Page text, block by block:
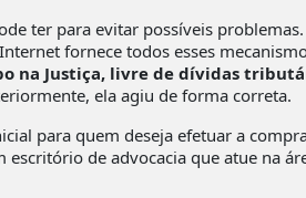
ter para evitar possíveis
fornece todos esses
na Justiça, livre de dívidas
ela agiu de forma correta.
para quem deseja efetuar a
de advocacia que atue na